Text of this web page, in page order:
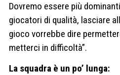
Dovremo essere più
giocatori di qualità, lasciare
gioco vorrebbe dire
metterci in difficoltà”.
La squadra è un po’ lunga: